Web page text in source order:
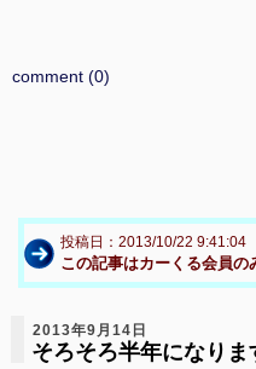
comment (0)
投稿日：2013/10/22 9:41:04
この記事はカーくる会員の
2013年9月14日
そろそろ半年になりま